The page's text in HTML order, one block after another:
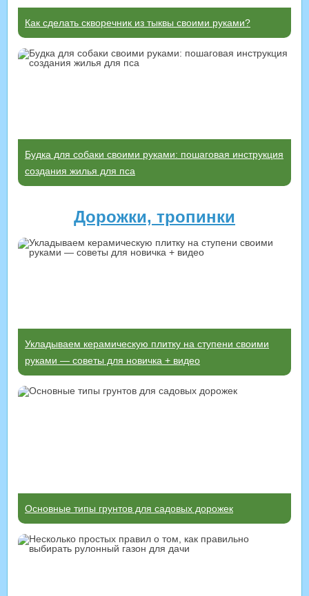
Как сделать скворечник из тыквы своими руками?
Будка для собаки своими руками: пошаговая инструкция
создания жилья для пса
Дорожки, тропинки
Укладываем керамическую плитку на ступени своими
руками — советы для новичка + видео
Основные типы грунтов для садовых дорожек